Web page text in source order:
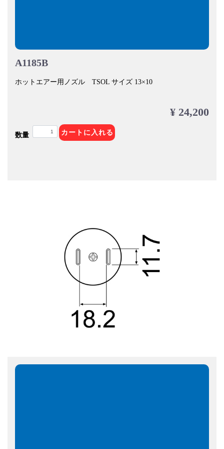
A1185B
ホットエアー用ノズル TSOL サイズ 13×10
¥ 24,200
数量 カートに入れる